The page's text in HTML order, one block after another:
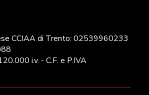
CCIAA di Trento: 02539960233
i.v. - C.F. e P.IVA